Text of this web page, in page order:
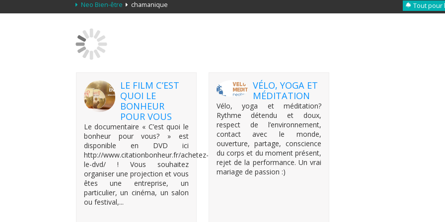
Neo Bien-être chamanique Tout pour
LE FILM C’EST
QUOI LE
BONHEUR
POUR VOUS
Le documentaire « C’est quoi le
bonheur pour vous? » est
disponible en DVD ici
http://www.citationbonheur.fr/achetez-
le-dvd/ ! Vous souhaitez
organiser une projection et vous
êtes une entreprise, un
particulier, un cinéma, un salon
ou festival,...
VÉLO, YOGA ET
MÉDITATION
Vélo, yoga et méditation?
Rythme détendu et doux,
respect de l’environnement,
contact avec le monde,
ouverture, partage, conscience
du corps et du moment présent,
rejet de la performance. Un vrai
mariage de passion :)